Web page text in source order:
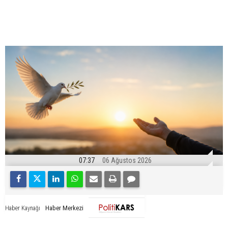
07:37 06 Ağustos 2026
Haber Kaynağı Haber Merkezi